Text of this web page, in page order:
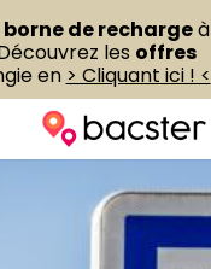
borne de rechargeà
les offres
en > Cliquant ici ! <